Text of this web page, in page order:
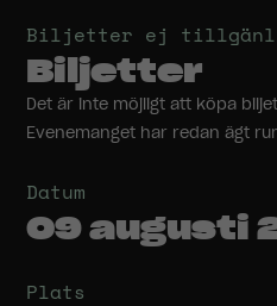
Biljetter ej
Biljetter
Det är inte möjligt att köpa
Evenemanget har redan ägt
Datum
09 augusti
Plats